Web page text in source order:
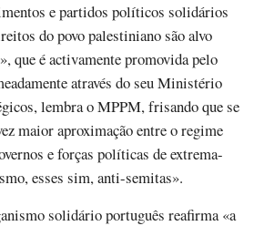
e partidos políticos solidários
do povo palestiniano são alvo
que é activamente promovida pelo
através do seu Ministério
lembra o MPPM, frisando que se
maior aproximação entre o regime
e forças políticas de extrema-
esses sim, anti-semitas».
solidário português reafirma «a